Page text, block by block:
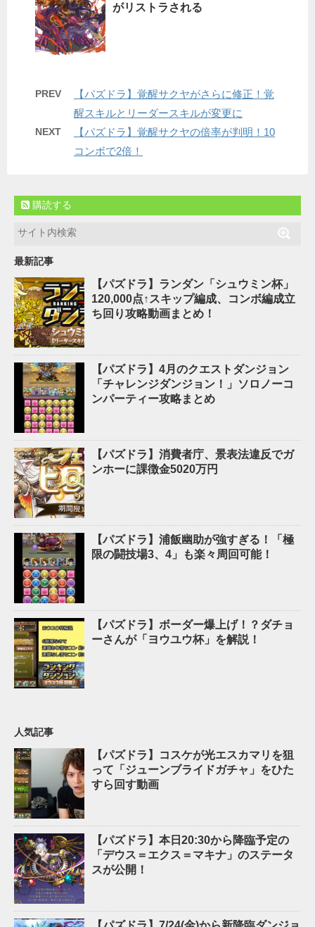
がリストラされる
PREV
【パズドラ】覚醒サクヤがさらに修正！覚
醒スキルとリーダースキルが変更に
NEXT
【パズドラ】覚醒サクヤの倍率が判明！10
コンボで2倍！
購読する
最新記事
【パズドラ】ランダン「シュウミン杯」
120,000点↑スキップ編成、コンボ編成立
ち回り攻略動画まとめ！
【パズドラ】4月のクエストダンジョン
「チャレンジダンジョン！」ソロノーコ
ンパーティー攻略まとめ
【パズドラ】消費者庁、景表法違反でガ
ンホーに課徴金5020万円
【パズドラ】浦飯幽助が強すぎる！「極
限の闘技場3、4」も楽々周回可能！
【パズドラ】ボーダー爆上げ！？ダチョ
ーさんが「ヨウユウ杯」を解説！
人気記事
【パズドラ】コスケが光エスカマリを狙
って「ジューンブライドガチャ」をひた
すら回す動画
【パズドラ】本日20:30から降臨予定の
「デウス＝エクス＝マキナ」のステータ
スが公開！